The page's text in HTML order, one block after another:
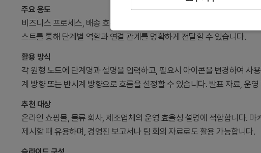
주요 용도
비즈니스 프로세스, 배송 흐름, 운영 사이클, 업무 단계 등을 3단계 순환
스트를 통해 단계별 역할과 연결 관계를 명확하게 전달할 수 있습니다.
활용 방식
각 원형 노드에 단계명과 설명을 입력하고, 필요시 아이콘을 변경하여 사
계 방향 또는 반시계 방향으로 흐름을 설정할 수 있습니다. 발표 자료, 운
추천 대상
온라인 쇼핑몰, 물류 회사, 제조업체의 운영 효율성 설명에 적합합니다.
제시할 때 유용하며, 경영진 보고서나 팀 회의 자료로도 활용 가능합니다.